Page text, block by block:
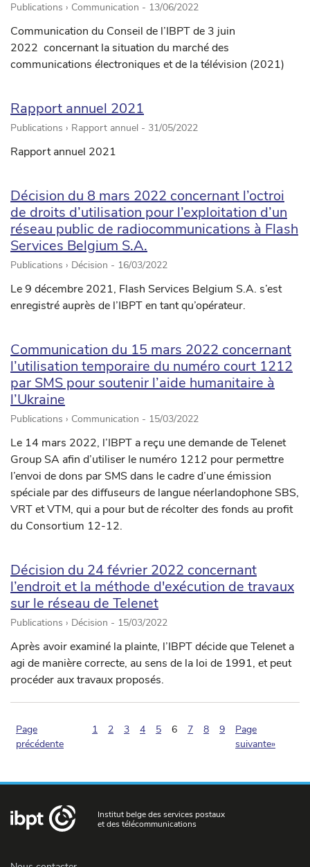
Publications › Communication - 13/06/2022
Communication du Conseil de l’IBPT de 3 juin
2022 concernant la situation du marché des
communications électroniques et de la télévision (2021)
Rapport annuel 2021
Publications › Rapport annuel - 31/05/2022
Rapport annuel 2021
Décision du 8 mars 2022 concernant l’octroi
de droits d’utilisation pour l’exploitation d’un
réseau public de radiocommunications à Flash
Services Belgium S.A.
Publications › Décision - 16/03/2022
Le 9 décembre 2021, Flash Services Belgium S.A. s’est
enregistré auprès de l’IBPT en tant qu’opérateur.
Communication du 15 mars 2022 concernant
l’utilisation temporaire du numéro court 1212
par SMS pour soutenir l’aide humanitaire à
l’Ukraine
Publications › Communication - 15/03/2022
Le 14 mars 2022, l’IBPT a reçu une demande de Telenet
Group SA afin d’utiliser le numéro 1212 pour permettre
l’envoi de dons par SMS dans le cadre d’une émission
spéciale par des diffuseurs de langue néerlandophone SBS,
VRT et VTM, qui a pour but de récolter des fonds au profit
du Consortium 12-12.
Décision du 24 février 2022 concernant
l’endroit et la méthode d'exécution de travaux
sur le réseau de Telenet
Publications › Décision - 15/03/2022
Après avoir examiné la plainte, l’IBPT décide que Telenet a
agi de manière correcte, au sens de la loi de 1991, et peut
procéder aux travaux proposés.
Page
précédente
1 2 3 4 5 6(pagination.current)
7 8 9
Page
suivante»
Institut belge des services postaux
et des télécommunications